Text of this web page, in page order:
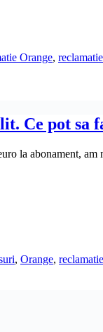
Orange,
Ce pot sa
la abonament,
, Orange,